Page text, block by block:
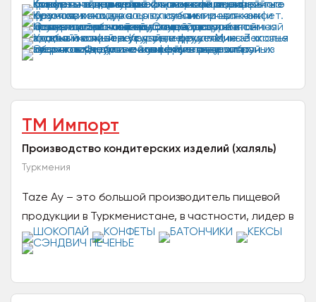
компания имеет две производственные площадки
в г. Калининград...
ТМ Импорт
Производство кондитерских изделий (халяль)
Туркмения
Taze Ay – это большой производитель пищевой
продукции в Туркменистане, в частности, лидер в
кондитерском сегменте. Мы производим печенье,
кексы,...